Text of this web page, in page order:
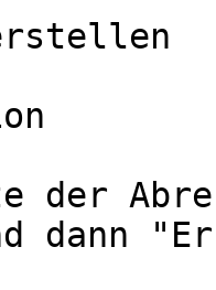
der
dann